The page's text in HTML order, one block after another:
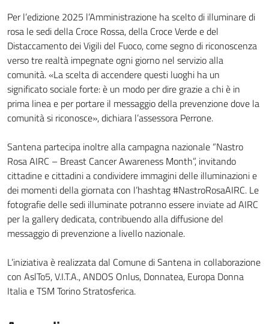
Per l’edizione 2025 l’Amministrazione ha scelto di illuminare di
rosa le sedi della Croce Rossa, della Croce Verde e del
Distaccamento dei Vigili del Fuoco, come segno di riconoscenza
verso tre realtà impegnate ogni giorno nel servizio alla
comunità. «La scelta di accendere questi luoghi ha un
significato sociale forte: è un modo per dire grazie a chi è in
prima linea e per portare il messaggio della prevenzione dove la
comunità si riconosce», dichiara l’assessora Perrone.
Santena partecipa inoltre alla campagna nazionale “Nastro
Rosa AIRC – Breast Cancer Awareness Month”, invitando
cittadine e cittadini a condividere immagini delle illuminazioni e
dei momenti della giornata con l’hashtag #NastroRosaAIRC. Le
fotografie delle sedi illuminate potranno essere inviate ad AIRC
per la gallery dedicata, contribuendo alla diffusione del
messaggio di prevenzione a livello nazionale.
L’iniziativa è realizzata dal Comune di Santena in collaborazione
con AslTo5, V.I.T.A., ANDOS Onlus, Donnatea, Europa Donna
Italia e TSM Torino Stratosferica.